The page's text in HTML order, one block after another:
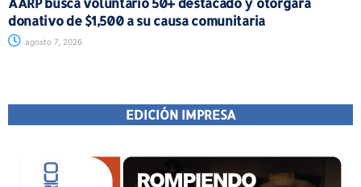
donativo de $1,500 a su causa comunitaria
agosto 7, 2026
EDICIÓN IMPRESA